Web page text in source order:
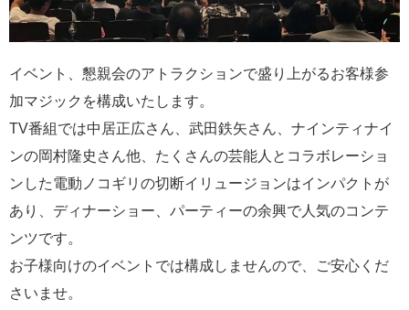
イベント、懇親会のアトラクションで盛り上がるお客様参
加マジックを構成いたします。
TV番組では中居正広さん、武田鉄矢さん、ナインティナイ
ンの岡村隆史さん他、たくさんの芸能人とコラボレーショ
ンした電動ノコギリの切断イリュージョンはインパクトが
あり、ディナーショー、パーティーの余興で人気のコンテ
ンツです。
お子様向けのイベントでは構成しませんので、ご安心くだ
さいませ。